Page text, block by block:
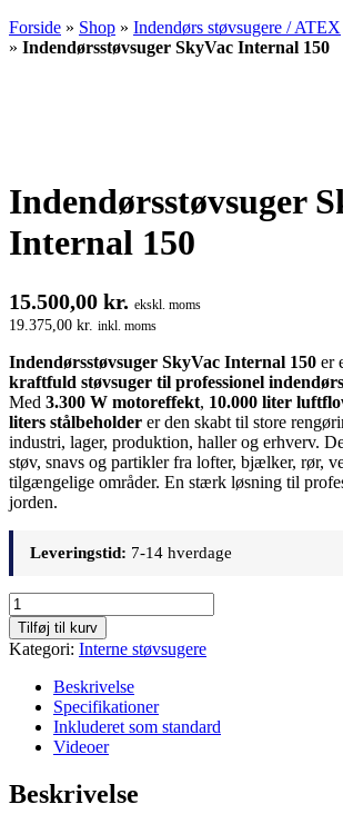
Forside » Shop » Indendørs støvsugere / ATEX
» Indendørsstøvsuger SkyVac Internal 150
Indendørsstøvsuger
Internal 150
15.500,00 kr. ekskl. moms
19.375,00 kr. inkl. moms
Indendørsstøvsuger SkyVac Internal 150 er
kraftfuld støvsuger til professionel
Med 3.300 W motoreffekt, 10.000 liter
liters stålbeholder er den skabt til store
industri, lager, produktion, haller og erhverv.
støv, snavs og partikler fra lofter, bjælker, rør,
tilgængelige områder. En stærk løsning til
jorden.
Leveringstid: 7-14 hverdage
Indendørsstøvsuger
SkyVac
Internal
150
antal
Tilføj til kurv
Kategori: Interne støvsugere
Beskrivelse
Specifikationer
Inkluderet som standard
Videoer
Beskrivelse